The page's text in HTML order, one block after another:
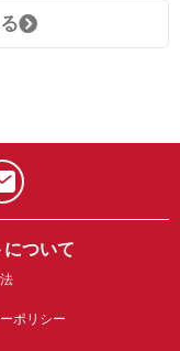
について
ポリシー